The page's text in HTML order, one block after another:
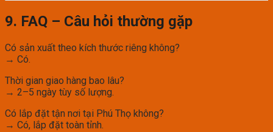
9. FAQ – Câu hỏi thường gặp
Có sản xuất theo kích thước riêng không?
→ Có.
Thời gian giao hàng bao lâu?
→ 2–5 ngày tùy số lượng.
Có lắp đặt tận nơi tại Phú Thọ không?
→ Có, lắp đặt toàn tỉnh.